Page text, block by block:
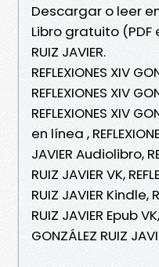
Descargar o leer en
Libro gratuito (PDF
RUIZ JAVIER.
REFLEXIONES XIV
REFLEXIONES XIV
REFLEXIONES XIV
en línea ,
JAVIER Audiolibro,
RUIZ JAVIER VK,
RUIZ JAVIER Kindle,
RUIZ JAVIER Epub
GONZÁLEZ RUIZ